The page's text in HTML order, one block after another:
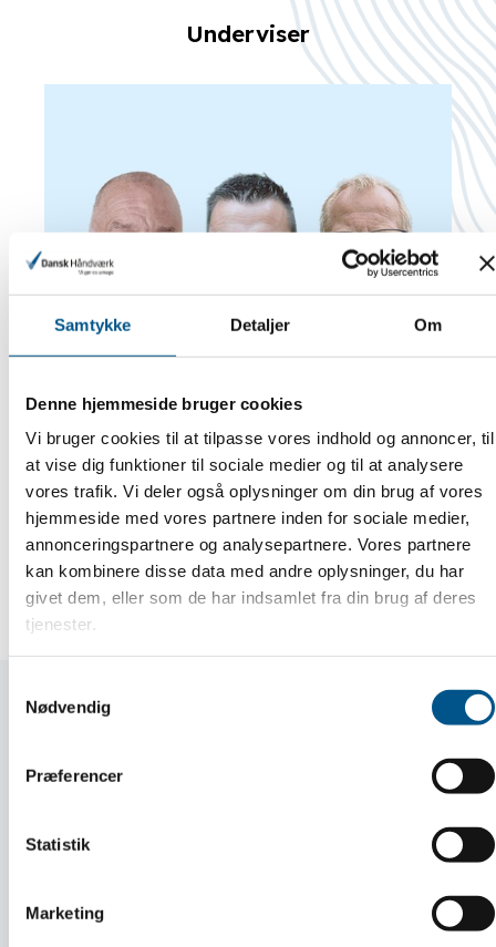
Samtykke Detaljer Om
Denne hjemmeside bruger cookies
Vi bruger cookies til at tilpasse vores indhold og annoncer, til
at vise dig funktioner til sociale medier og til at analysere
vores trafik. Vi deler også oplysninger om din brug af vores
hjemmeside med vores partnere inden for sociale medier,
annonceringspartnere og analysepartnere. Vores partnere
kan kombinere disse data med andre oplysninger, du har
givet dem, eller som de har indsamlet fra din brug af deres
tjenester.
Nødvendig
Præferencer
Statistik
Marketing
Underviser
Michael Jensen, Mikkel Schjøtz og Arent
Jensen fra Inzpirator.
Start